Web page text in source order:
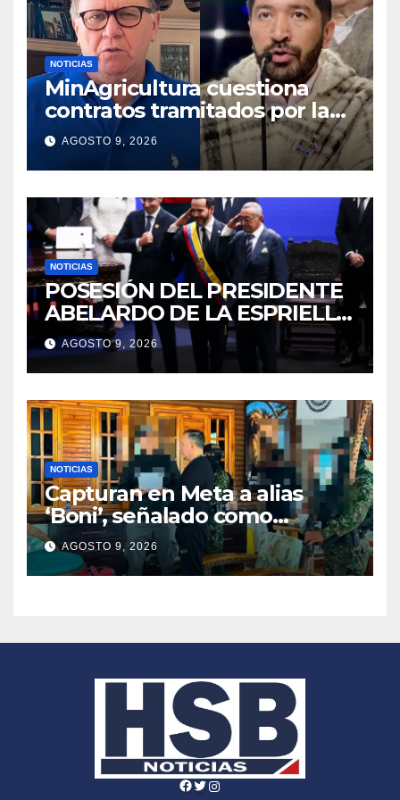
NOTICIAS
MinAgricultura cuestiona
contratos tramitados por la
Agencia de Desarrollo Rural
durante jornada del sábado
AGOSTO 9, 2026
NOTICIAS
POSESIÓN DEL PRESIDENTE
ABELARDO DE LA ESPRIELLA
2026 – 2030
AGOSTO 9, 2026
NOTICIAS
Capturan en Meta a alias
‘Boni’, señalado como
segundo cabecilla de los
Comandos de Frontera
AGOSTO 9, 2026
Facebook
Twitter
Instagram